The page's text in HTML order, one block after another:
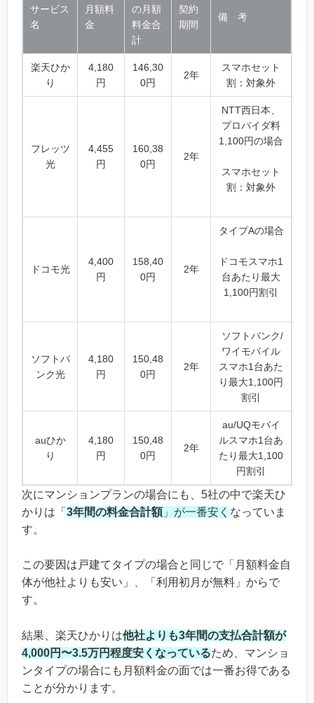
サービス
名
月額料
金
の月額
料金合
計
契約
期間
備 考
楽天ひか
り
4,180
円
146,30
0円
2年
スマホセット
割：対象外
フレッツ
光
4,455
円
160,38
0円
2年
NTT西日本、
プロバイダ料
1,100円の場合
スマホセット
割：対象外
ドコモ光
4,400
円
158,40
0円
2年
タイプAの場合
ドコモスマホ1
台あたり最大
1,100円割引
ソフトバ
ンク光
4,180
円
150,48
0円
2年
ソフトバンク/
ワイモバイル
スマホ1台あた
り最大1,100円
割引
auひか
り
4,180
円
150,48
0円
2年
au/UQモバイ
ルスマホ1台あ
たり最大1,100
円割引
次にマンションプランの場合にも、5社の中で楽天ひ
かりは「 3年間の料金合計額」が一番安く なっていま
す。
この要因は戸建てタイプの場合と同じで「月額料金自
体が他社よりも安い」、「利用初月が無料」からで
す。
結果、楽天ひかりは他社よりも3年間の支払合計額が
4,000円〜3.5万円程度安くなっているため、マンショ
ンタイプの場合にも月額料金の面では一番お得である
ことが分かります。